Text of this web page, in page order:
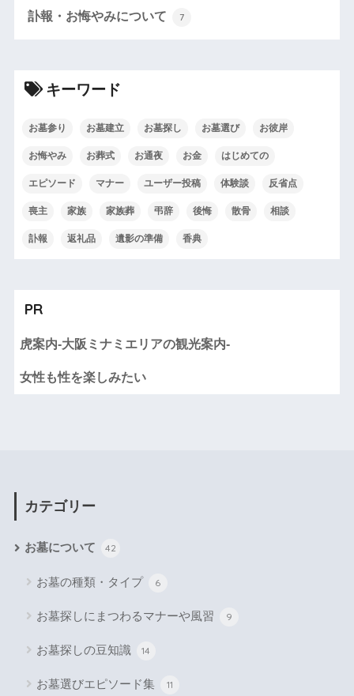
訃報・お悔やみについて 7
キーワード
お墓参り お墓建立 お墓探し お墓選び お彼岸
お悔やみ お葬式 お通夜 お金 はじめての
エピソード マナー ユーザー投稿 体験談 反省点
喪主 家族 家族葬 弔辞 後悔 散骨 相談
訃報 返礼品 遺影の準備 香典
PR
虎案内-大阪ミナミエリアの観光案内-
女性も性を楽しみたい
カテゴリー
お墓について 42
お墓の種類・タイプ 6
お墓探しにまつわるマナーや風習 9
お墓探しの豆知識 14
お墓選びエピソード集 11